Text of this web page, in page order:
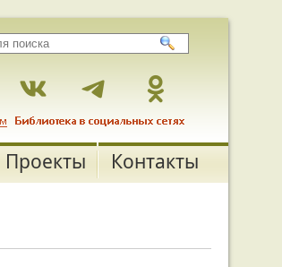
Проекты Контакты